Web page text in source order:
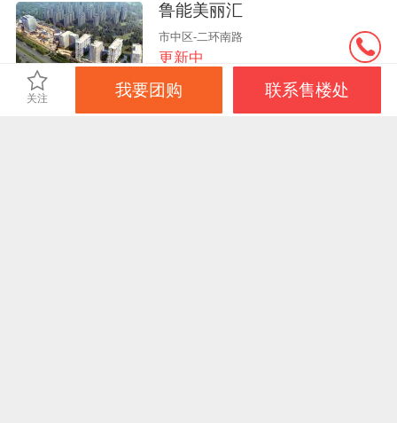
鲁能美丽汇
市中区-二环南路
更新中
商业 品牌房企
关注 我要团购 联系售楼处